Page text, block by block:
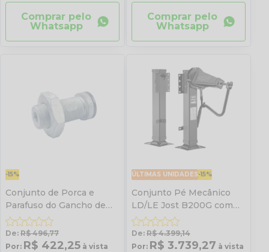
Comprar pelo
Whatsapp
Comprar pelo
Whatsapp
-15%
Conjunto de Porca e
Parafuso do Gancho de
Fechamento do Engate
Esférico Jost
De: R$ 496,77
Por: R$ 422,25 à vista
ÚLTIMAS UNIDADES-15%
Conjunto Pé Mecânico
LD/LE Jost B200G com
Extensor e Manivela
De: R$ 4.399,14
Por: R$ 3.739,27 à vista